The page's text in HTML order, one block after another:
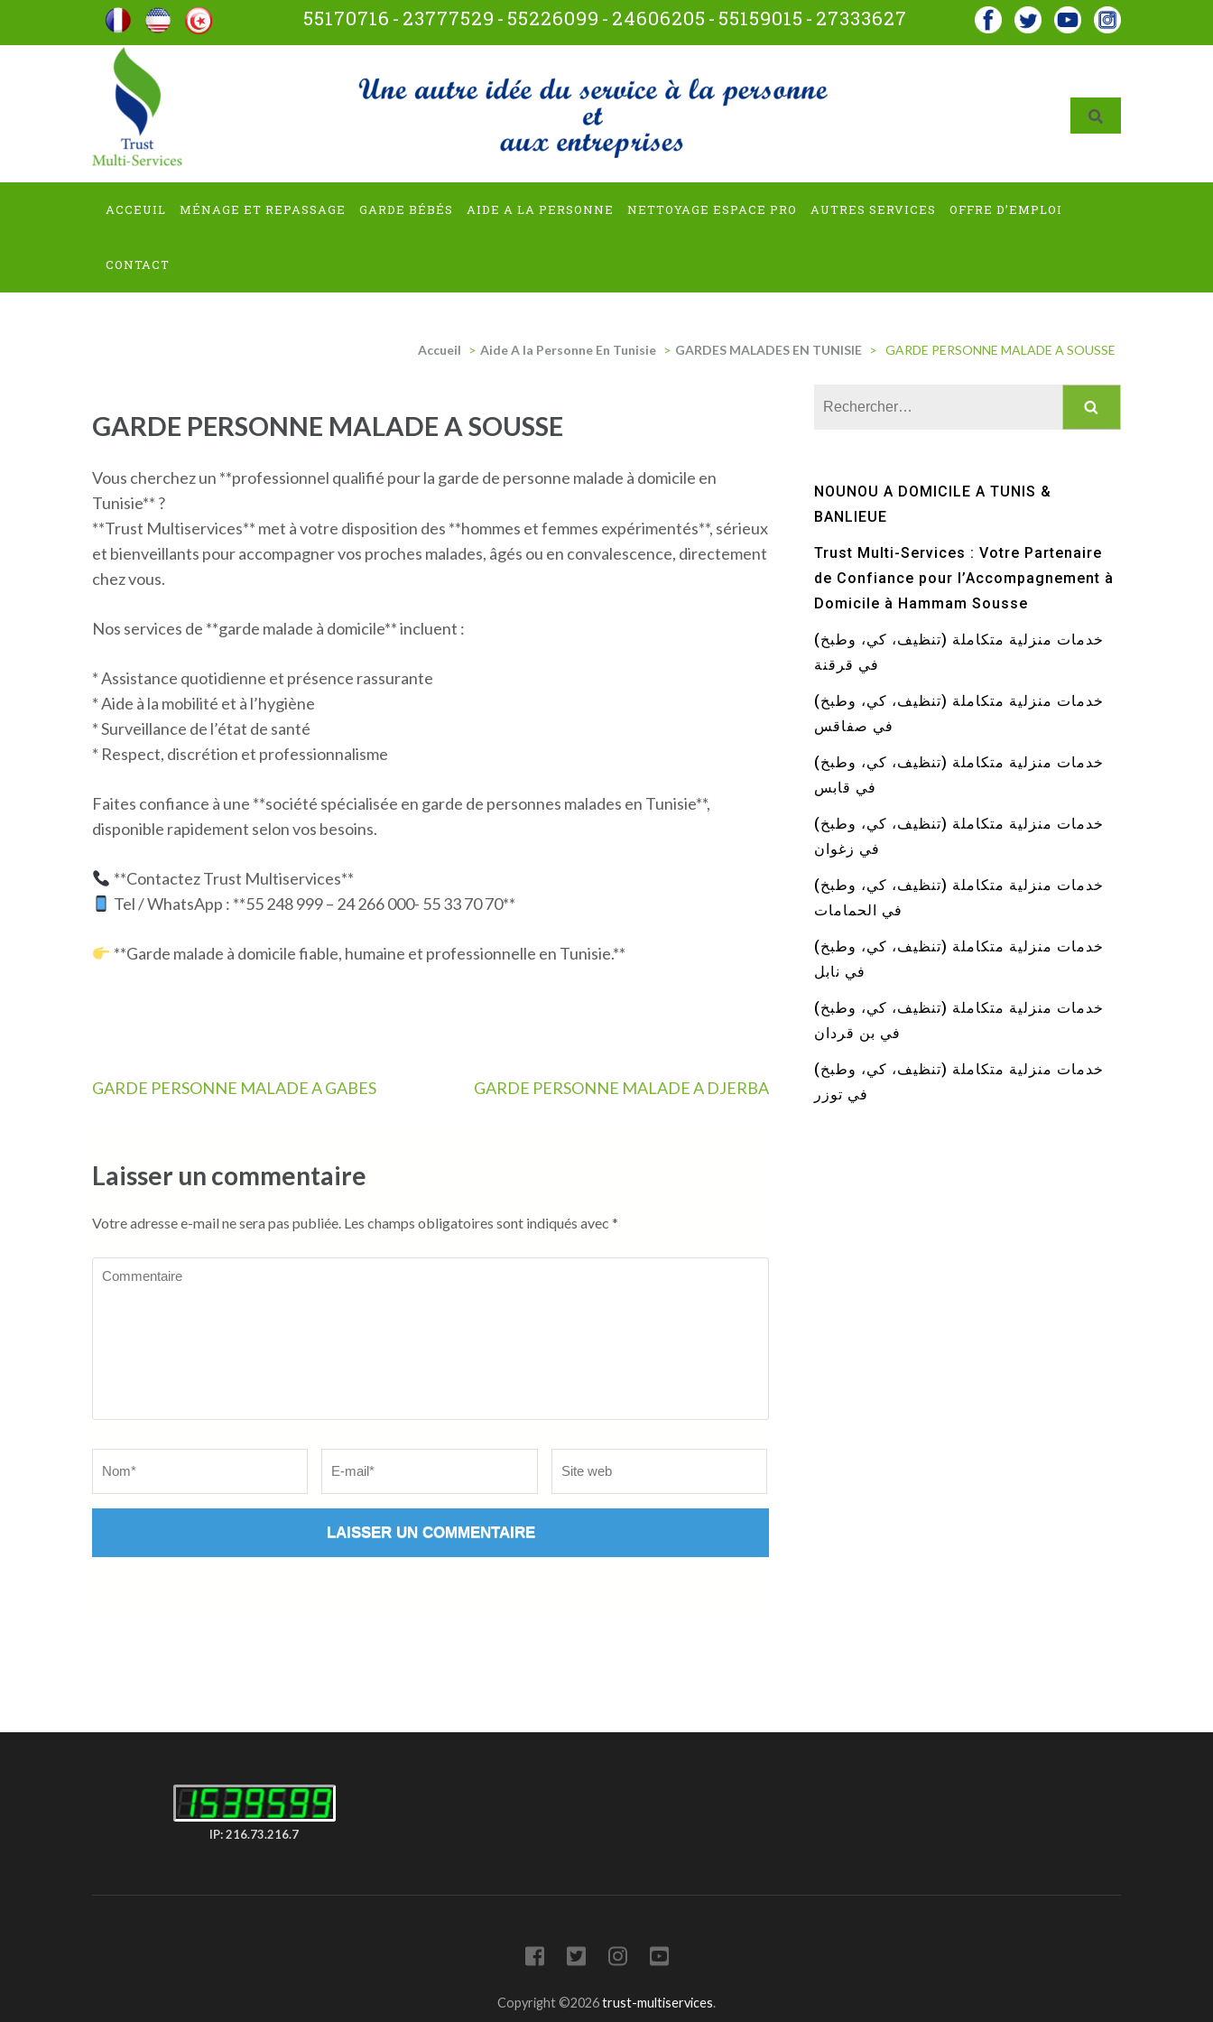
55170716 - 23777529 - 55226099 - 24606205 - 55159015 - 27333627
trust-multiservices
ACCEUIL MÉNAGE ET REPASSAGE GARDE BÉBÉS AIDE A LA PERSONNE NETTOYAGE ESPACE PRO AUTRES SERVICES OFFRE D’EMPLOI
CONTACT
Accueil > Aide A la Personne En Tunisie > GARDES MALADES EN TUNISIE > GARDE PERSONNE MALADE A SOUSSE
GARDE PERSONNE MALADE A SOUSSE
Vous cherchez un **professionnel qualifié pour la garde de personne malade à domicile en
Tunisie** ?
**Trust Multiservices** met à votre disposition des **hommes et femmes expérimentés**, sérieux
et bienveillants pour accompagner vos proches malades, âgés ou en convalescence, directement
chez vous.
Nos services de **garde malade à domicile** incluent :
* Assistance quotidienne et présence rassurante
* Aide à la mobilité et à l’hygiène
* Surveillance de l’état de santé
* Respect, discrétion et professionnalisme
Faites confiance à une **société spécialisée en garde de personnes malades en Tunisie**,
disponible rapidement selon vos besoins.
**Contactez Trust Multiservices**
Tel / WhatsApp : **55 248 999 – 24 266 000- 55 33 70 70**
**Garde malade à domicile fiable, humaine et professionnelle en Tunisie.**
Navigation
GARDE PERSONNE MALADE A GABES GARDE PERSONNE MALADE A DJERBA
Laisser un commentaire
Votre adresse e-mail ne sera pas publiée. Les champs obligatoires sont indiqués avec *
Commentaire
Rechercher :
NOUNOU A DOMICILE A TUNIS &
BANLIEUE
Trust Multi-Services : Votre Partenaire
de Confiance pour l’Accompagnement à
Domicile à Hammam Sousse
خدمات منزلية متكاملة (تنظيف، كي، وطبخ)
في قرقنة
خدمات منزلية متكاملة (تنظيف، كي، وطبخ)
في صفاقس
خدمات منزلية متكاملة (تنظيف، كي، وطبخ)
في قابس
خدمات منزلية متكاملة (تنظيف، كي، وطبخ)
في زغوان
خدمات منزلية متكاملة (تنظيف، كي، وطبخ)
في الحمامات
خدمات منزلية متكاملة (تنظيف، كي، وطبخ)
في نابل
خدمات منزلية متكاملة (تنظيف، كي، وطبخ)
في بن قردان
خدمات منزلية متكاملة (تنظيف، كي، وطبخ)
في توزر
IP: 216.73.216.7
Copyright ©2026trust-multiservices.